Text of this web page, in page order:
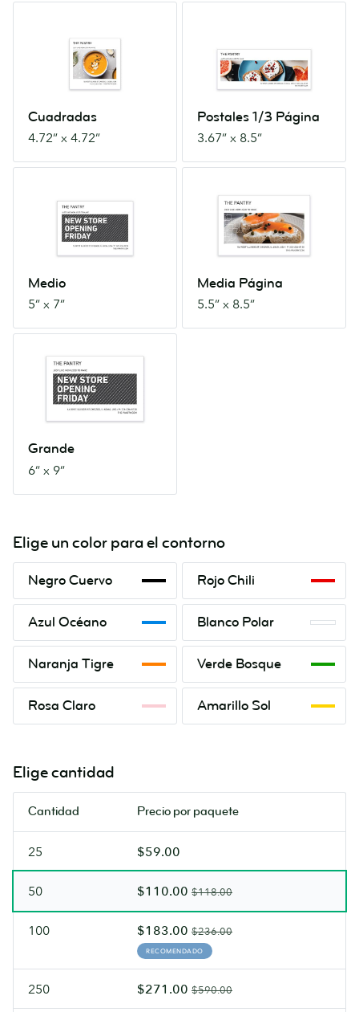
Cuadradas
4.72” x 4.72”
Postales 1/3 Página
3.67” x 8.5”
Página
Medio
5” x 7”
Media Página
5.5” x 8.5”
Página
Grande
6” x 9”
Elige un color para el contorno
Negro Cuervo
Cuervo
Rojo Chili
Chili
Azul Océano
Océano
Blanco Polar
Polar
Naranja Tigre
Tigre
Verde Bosque
Bosque
Rosa Claro
Claro
Amarillo Sol
Sol
Elige cantidad
Cantidad Precio por paquete
25 $59.00
50 $110.00 $118.00
100 $183.00 $236.00
RECOMENDADO
250 $271.00 $590.00